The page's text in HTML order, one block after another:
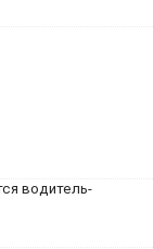
водитель-